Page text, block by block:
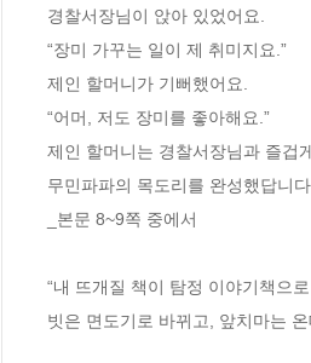
경찰서장님이 앉아 있었어요.
“장미 가꾸는 일이 제 취미지요.”
제인 할머니가 기뻐했어요.
“어머, 저도 장미를 좋아해요.”
제인 할머니는 경찰서장님과 즐겁
무민파파의 목도리를 완성했답니
_본문 8~9쪽 중에서
“내 뜨개질 책이 탐정 이야기책으로
빗은 면도기로 바뀌고, 앞치마는